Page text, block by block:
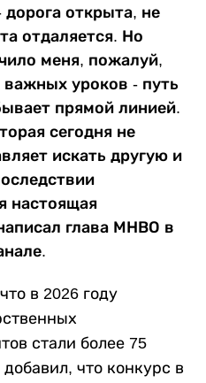
дорога открыта, не
отдаляется. Но
меня, пожалуй,
уроков - путь
прямой линией.
сегодня не
искать другую и
настоящая
глава МНВО в
в 2026 году
стали более 75
что конкурс в